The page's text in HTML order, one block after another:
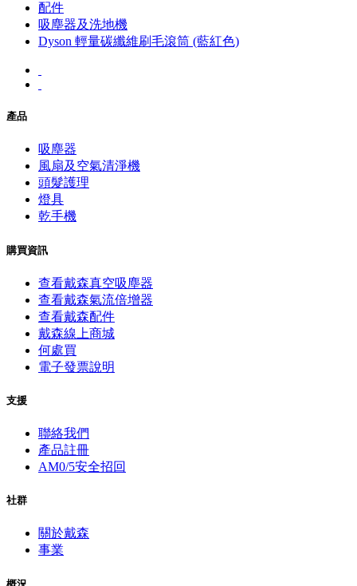
配件
吸塵器及洗地機
Dyson 輕量碳纖維刷毛滾筒 (藍紅色)
產品
吸塵器
風扇及空氣清淨機
頭髮護理
燈具
乾手機
購買資訊
查看戴森真空吸塵器
查看戴森氣流倍增器
查看戴森配件
戴森線上商城
何處買
電子發票說明
支援
聯絡我們
產品註冊
AM0/5安全招回
社群
關於戴森
事業